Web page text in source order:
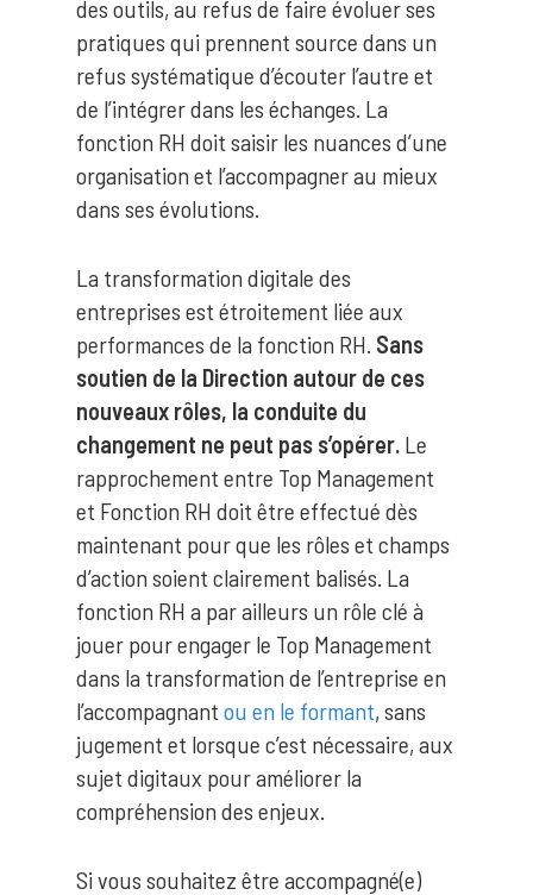
des outils, au refus de faire évoluer ses
pratiques qui prennent source dans un
refus systématique d’écouter l’autre et
de l’intégrer dans les échanges. La
fonction RH doit saisir les nuances d’une
organisation et l’accompagner au mieux
dans ses évolutions.
La transformation digitale des
entreprises est étroitement liée aux
performances de la fonction RH. Sans
soutien de la Direction autour de ces
nouveaux rôles, la conduite du
changement ne peut pas s’opérer. Le
rapprochement entre Top Management
et Fonction RH doit être effectué dès
maintenant pour que les rôles et champs
d’action soient clairement balisés. La
fonction RH a par ailleurs un rôle clé à
jouer pour engager le Top Management
dans la transformation de l’entreprise en
l’accompagnant ou en le formant, sans
jugement et lorsque c’est nécessaire, aux
sujet digitaux pour améliorer la
compréhension des enjeux.
Si vous souhaitez être accompagné(e)